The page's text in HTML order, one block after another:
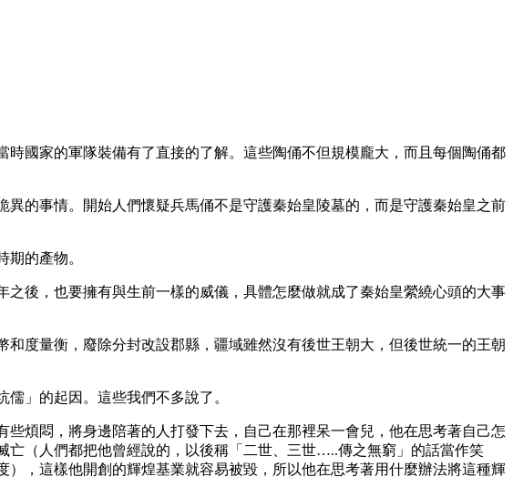
國家的軍隊裝備有了直接的了解。這些陶俑不但規模龐大，而且每個陶俑都
的事情。開始人們懷疑兵馬俑不是守護秦始皇陵墓的，而是守護秦始皇之前
的產物。
後，也要擁有與生前一樣的威儀，具體怎麼做就成了秦始皇縈繞心頭的大事
度量衡，廢除分封改設郡縣，疆域雖然沒有後世王朝大，但後世統一的王朝
」的起因。這些我們不多說了。
煩悶，將身邊陪著的人打發下去，自己在那裡呆一會兒，他在思考著自己怎
（人們都把他曾經說的，以後稱「二世、三世…..傳之無窮」的話當作笑
，這樣他開創的輝煌基業就容易被毀，所以他在思考著用什麼辦法將這種輝